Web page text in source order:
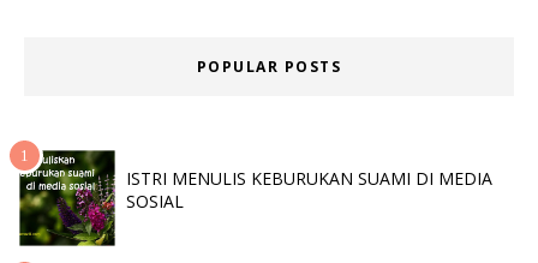
POPULAR POSTS
ISTRI MENULIS KEBURUKAN SUAMI DI MEDIA
SOSIAL